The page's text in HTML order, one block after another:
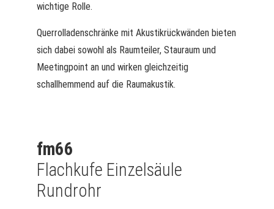
fm66
Flachkufe Einzelsäule
Rundrohr
wichtige Rolle.
Querrolladenschränke mit Akustikrückwänden bieten
sich dabei sowohl als Raumteiler, Stauraum und
Meetingpoint an und wirken gleichzeitig
schallhemmend auf die Raumakustik.